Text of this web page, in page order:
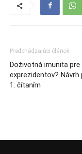
Predchádzajúci článok
Doživotná imunita pre
exprezidentov? Návrh
1. čítaním